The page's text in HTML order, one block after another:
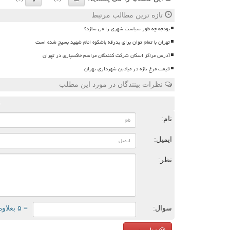
تازه ترین مطالب مرتبط
بودجه چه طور سیاست شهری را می سازد؟
تهران با تمام توان برای بدرقه باشکوه امام شهید بسیج شده است
آدرس مراکز اسکان شرکت کنندگان مراسم خاکسپاری در تهران
قیمت مرغ تازه در میادین شهرداری تهران
نظرات بینندگان در مورد این مطلب
نام:
ایمیل:
نظر:
سوال: = ۵ بعلاوه ۲